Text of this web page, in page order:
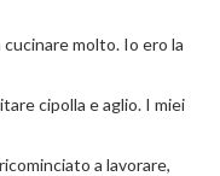
cucinare molto. Io ero la
cipolla e aglio. I miei
a lavorare,